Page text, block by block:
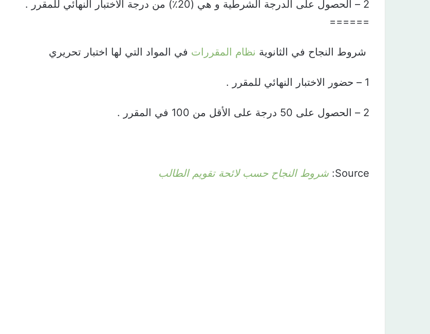
======
‏⁧ شروط النجاح⁩ في الثانوية نظام المقررات في المواد التي لها اختبار تحريري
Source: شروط النجاح⁩ حسب لائحة تقويم الطالب